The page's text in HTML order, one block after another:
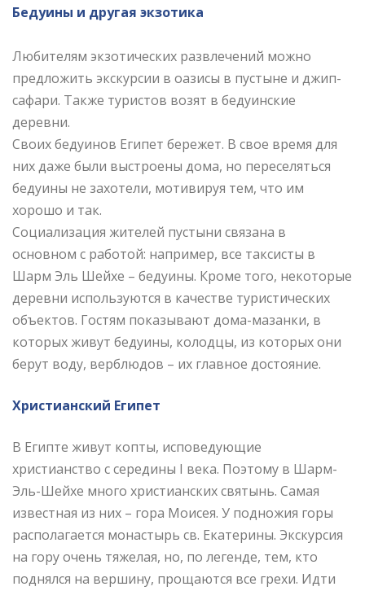
Бедуины и другая экзотика
Любителям экзотических развлечений можно
предложить экскурсии в оазисы в пустыне и джип-
сафари. Также туристов возят в бедуинские
деревни.
Своих бедуинов Египет бережет. В свое время для
них даже были выстроены дома, но переселяться
бедуины не захотели, мотивируя тем, что им
хорошо и так.
Социализация жителей пустыни связана в
основном с работой: например, все таксисты в
Шарм Эль Шейхе – бедуины. Кроме того, некоторые
деревни используются в качестве туристических
объектов. Гостям показывают дома-мазанки, в
которых живут бедуины, колодцы, из которых они
берут воду, верблюдов – их главное достояние.
Христианский Египет
В Египте живут копты, исповедующие
христианство с середины I века. Поэтому в Шарм-
Эль-Шейхе много христианских святынь. Самая
известная из них – гора Моисея. У подножия горы
располагается монастырь св. Екатерины. Экскурсия
на гору очень тяжелая, но, по легенде, тем, кто
поднялся на вершину, прощаются все грехи. Идти